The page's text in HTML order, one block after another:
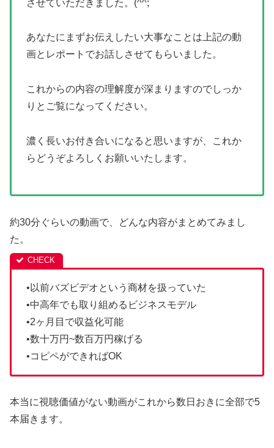
させていただきました。(^^;
あなたにまずお伝えしたい大事なことは上記の動
画とレポートでお話しさせてもらいました。
これからの内容の理解度が深まりますのでしっか
りとご覧になってください。
濃く長いお付き合いになると思いますが、これか
らどうぞよろしくお願いいたします。
約30分ぐらいの動画で、どんな内容がまとめてみまし
た。
•以前バズビデオという商材を扱っていた
•中高年でも取り組めるビジネスモデル
•2ヶ月目で収益化可能
•数十万円~数百万円稼げる
•コピペができればOK
本当に視聴価値がない動画がこれから数日おきに全部で5
本届きます。